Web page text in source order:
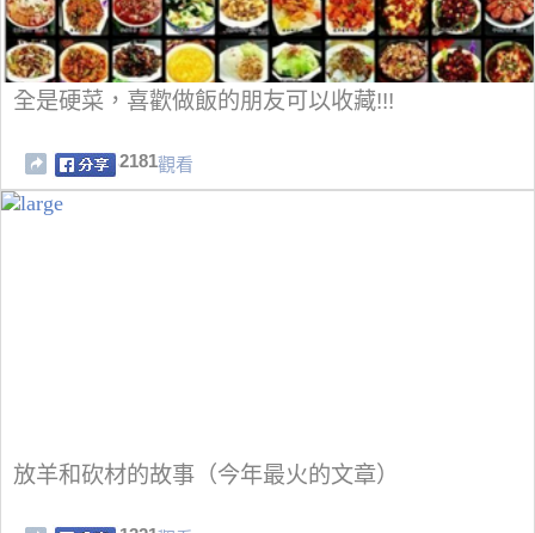
全是硬菜，喜歡做飯的朋友可以收藏!!!
2181觀看
放羊和砍材的故事（今年最火的文章）